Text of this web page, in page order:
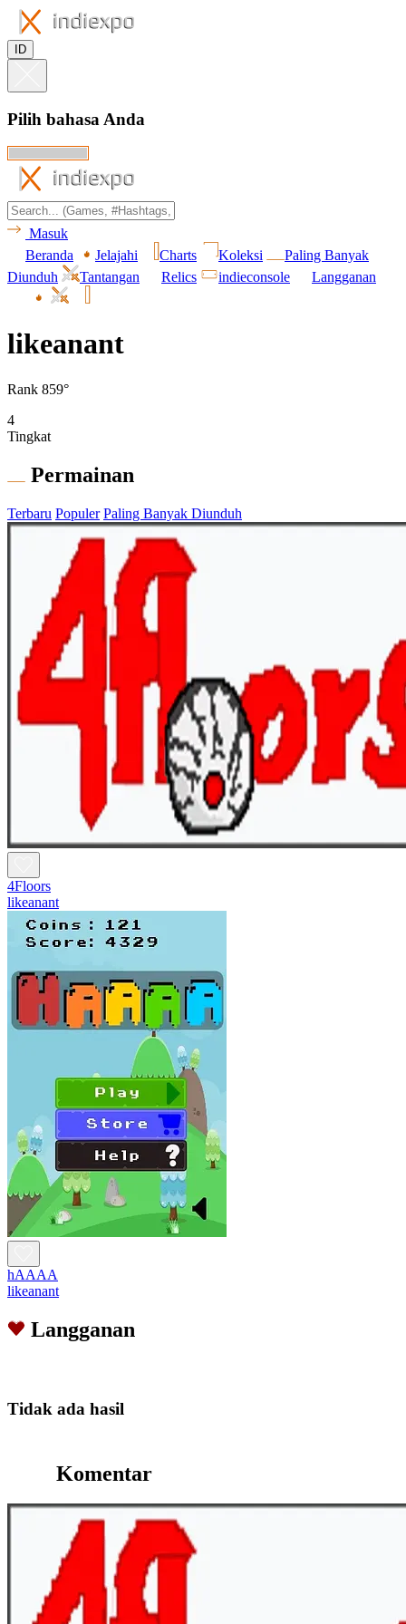
ID
Pilih bahasa Anda
Masuk
Beranda
Jelajahi Charts Koleksi
Paling Banyak
Diunduh
Tantangan Relics indieconsole Langganan
likeanant
Rank 859°
4
Tingkat
Permainan
Terbaru Populer Paling Banyak Diunduh
4Floors
likeanant
hAAAA
likeanant
Langganan
Tidak ada hasil
Komentar